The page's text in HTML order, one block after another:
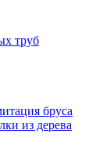
труб
бруса
из дерева